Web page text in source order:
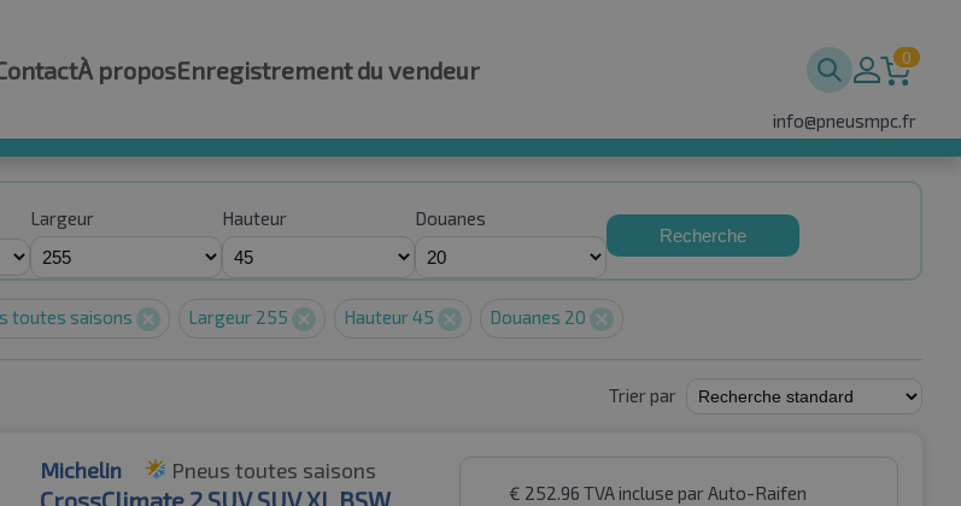
À proposEnregistrement du vendeur 0
info@pneusmpc.fr
Largeur Hauteur Douanes
Recherche
toutes saisons Largeur 255 Hauteur 45 Douanes 20
Trier par
Michelin Pneus toutes saisons
€ 252.96 TVA inclusepar Auto-Raifen